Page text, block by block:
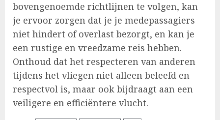
bovengenoemde richtlijnen te volgen, kan
je ervoor zorgen dat je je medepassagiers
niet hindert of overlast bezorgt, en kan je
een rustige en vreedzame reis hebben.
Onthoud dat het respecteren van anderen
tijdens het vliegen niet alleen beleefd en
respectvol is, maar ook bijdraagt aan een
veiligere en efficiëntere vlucht.